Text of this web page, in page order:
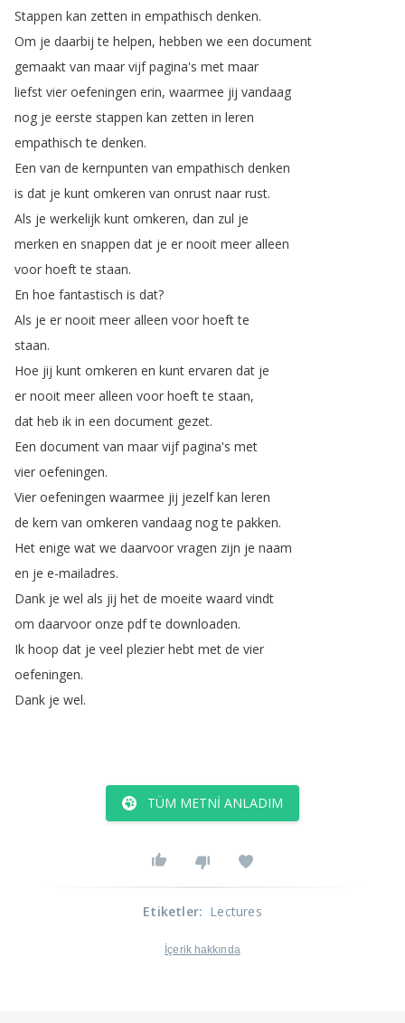
Stappen kan zetten in empathisch denken.
Om je daarbij te helpen, hebben we een document
gemaakt van maar vijf pagina's met maar
liefst vier oefeningen erin, waarmee jij vandaag
nog je eerste stappen kan zetten in leren
empathisch te denken.
Een van de kernpunten van empathisch denken
is dat je kunt omkeren van onrust naar rust.
Als je werkelijk kunt omkeren, dan zul je
merken en snappen dat je er nooit meer alleen
voor hoeft te staan.
En hoe fantastisch is dat?
Als je er nooit meer alleen voor hoeft te
staan.
Hoe jij kunt omkeren en kunt ervaren dat je
er nooit meer alleen voor hoeft te staan,
dat heb ik in een document gezet.
Een document van maar vijf pagina's met
vier oefeningen.
Vier oefeningen waarmee jij jezelf kan leren
de kern van omkeren vandaag nog te pakken.
Het enige wat we daarvoor vragen zijn je naam
en je e-mailadres.
Dank je wel als jij het de moeite waard vindt
om daarvoor onze pdf te downloaden.
Ik hoop dat je veel plezier hebt met de vier
oefeningen.
Dank je wel.
TÜM METNI ANLADIM
Etiketler: Lectures
İçerik hakkında